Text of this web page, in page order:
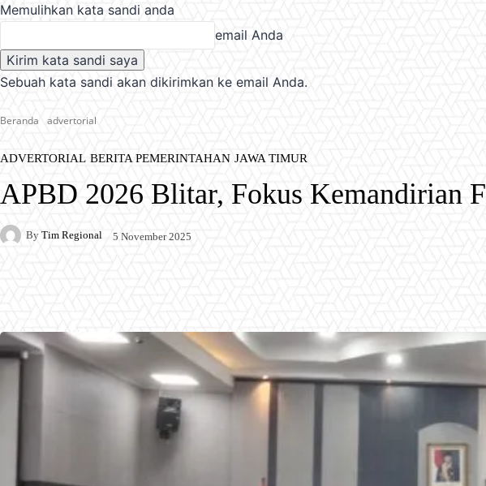
Memulihkan kata sandi anda
email Anda
Sebuah kata sandi akan dikirimkan ke email Anda.
Beranda advertorial
ADVERTORIAL BERITA PEMERINTAHAN JAWA TIMUR
APBD 2026 Blitar, Fokus Kemandirian
By Tim Regional 5 November 2025